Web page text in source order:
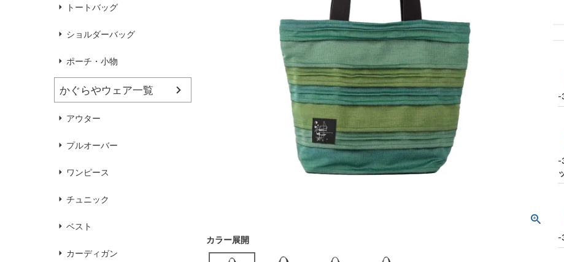
ハンドバッグ トートバッグ
かぐらやバッグ一覧
ブラウス インナー パンツ
かぐらやウェア一覧
麻（無地）
麻12%、ラミー12%、
かぐらやロール一覧
ネックレス
雑貨一覧
トートバッグ
ショルダーバッグ
ポーチ・小物
かぐらやウェア一覧
アウター
プルオーバー
ワンピース
チュニック
ベスト
カーディガン
-
-
-